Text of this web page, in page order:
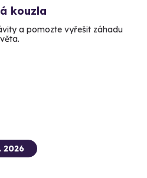
kouzla
a pomozte vyřešit záhadu
2026